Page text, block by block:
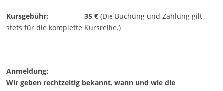
Kursgebühr: 35 €(Die Buchung und Zahlung gilt
stets für die komplette Kursreihe.)
Anmeldung:
Wir geben rechtzeitig bekannt, wann und wie die